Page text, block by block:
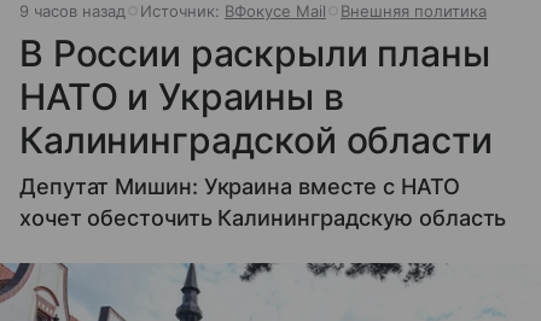
9 часов назад Источник: ВФокусе Mail Внешняя политика
В России раскрыли планы
НАТО и Украины в
Калининградской области
Депутат Мишин: Украина вместе с НАТО
хочет обесточить Калининградскую область